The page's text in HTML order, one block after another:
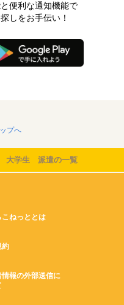
便利な通知機能で
しをお手伝い！
プへ
大学生 派遣の一覧
こねっととは
約
情報の外部送信に